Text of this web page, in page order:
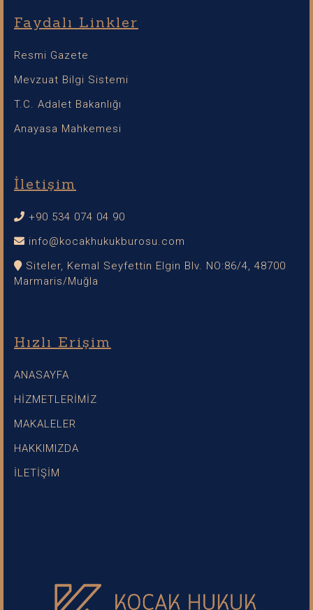
Faydalı Linkler
Resmi Gazete
Mevzuat Bilgi Sistemi
T.C. Adalet Bakanlığı
Anayasa Mahkemesi
İletişim
+90 534 074 04 90
info@kocakhukukburosu.com
Siteler, Kemal Seyfettin Elgin Blv. NO:86/4, 48700
Marmaris/Muğla
Hızlı Erişim
ANASAYFA
HİZMETLERİMİZ
MAKALELER
HAKKIMIZDA
İLETİŞİM